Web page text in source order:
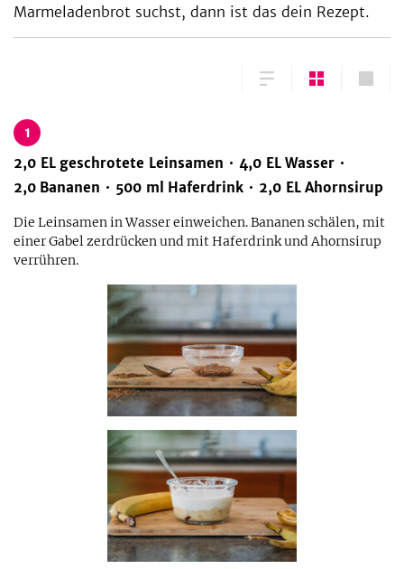
Marmeladenbrot suchst, dann ist das dein Rezept.
1
2,0 EL geschrotete Leinsamen 4,0 EL Wasser
2,0 Bananen 500 ml Haferdrink 2,0 EL Ahornsirup
Die Leinsamen in Wasser einweichen. Bananen schälen, mit
einer Gabel zerdrücken und mit Haferdrink und Ahornsirup
verrühren.